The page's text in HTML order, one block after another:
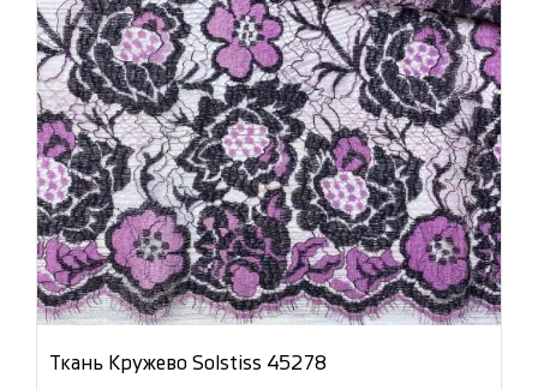
Ткань Кружево Solstiss 45278